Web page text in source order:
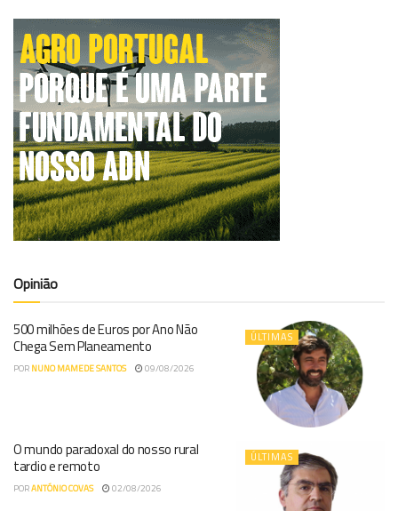
Opinião
ÚLTIMAS
500 milhões de Euros por Ano Não
Chega Sem Planeamento
POR NUNO MAMEDE SANTOS 09/08/2026
ÚLTIMAS
O mundo paradoxal do nosso rural
tardio e remoto
PORANTÓNIO COVAS 02/08/2026